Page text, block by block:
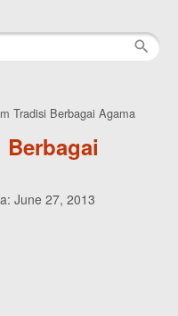
Tradisi Berbagai Agama
Berbagai
June 27, 2013